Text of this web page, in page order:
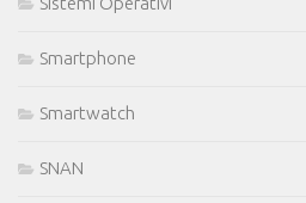
Smartphone
Smartwatch
SNAN